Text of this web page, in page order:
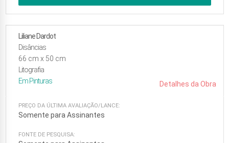
Liliane Dardot
Disâncias
66 cm x 50 cm
Litografia
Em Pinturas Detalhes da Obra
PREÇO DA ÚLTIMA AVALIAÇÃO/LANCE:
Somente para Assinantes
FONTE DE PESQUISA: